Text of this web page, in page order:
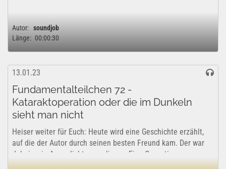
Autor: soundjob
Länge: 00:00:30
13.01.23
Fundamentalteilchen 72 -
Kataraktoperation oder die im Dunkeln
sieht man nicht
Heiser weiter für Euch: Heute wird eine Geschichte erzählt,
auf die der Autor durch seinen besten Freund kam. Der war
dabei, sein Augenlicht zu verlieren. Eine Operation an
beiden Glubschis half gottlob, wie sich heute herausstellte.